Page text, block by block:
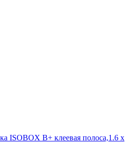
ISOBOX В+ клеевая полоса,1.6 x